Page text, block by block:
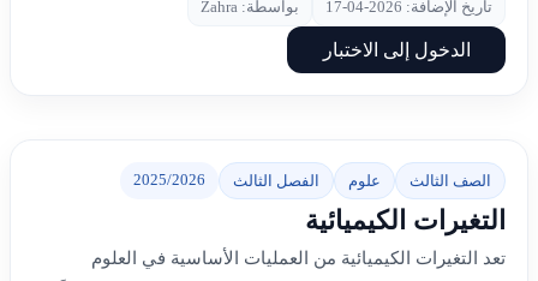
تاريخ الإضافة: 2026-04-17 بواسطة: Zahra
الدخول إلى الاختبار
الصف الثالث علوم الفصل الثالث 2025/2026
التغيرات الكيميائية
تعد التغيرات الكيميائية من العمليات الأساسية في العلوم